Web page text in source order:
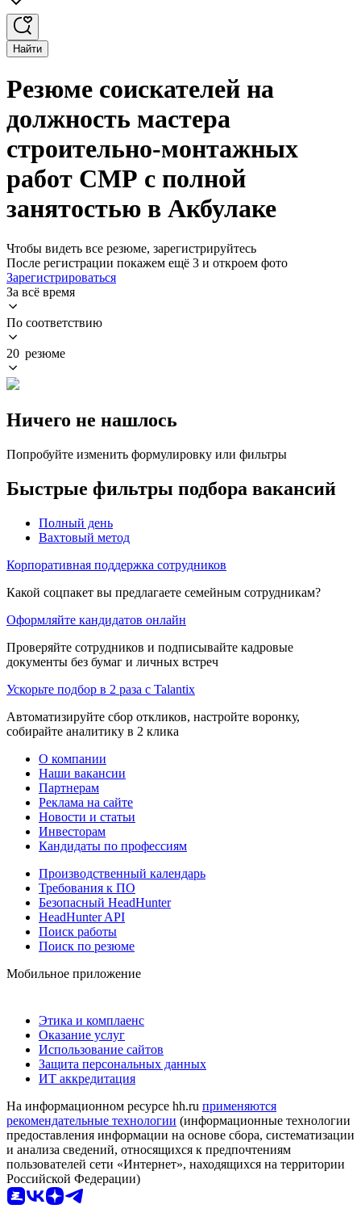
Найти
Резюме соискателей на
должность мастера
строительно-монтажных
работ СМР с полной
занятостью в Акбулаке
Чтобы видеть все резюме, зарегистрируйтесь
После регистрации покажем ещё 3 и откроем фото
Зарегистрироваться
За всё время
По соответствию
20 резюме
Ничего не нашлось
Попробуйте изменить формулировку или фильтры
Быстрые фильтры подбора вакансий
Полный день
Вахтовый метод
Корпоративная поддержка сотрудников
Какой соцпакет вы предлагаете семейным сотрудникам?
Оформляйте кандидатов онлайн
Проверяйте сотрудников и подписывайте кадровые
документы без бумаг и личных встреч
Ускорьте подбор в 2 раза с Talantix
Автоматизируйте сбор откликов, настройте воронку,
собирайте аналитику в 2 клика
О компании
Наши вакансии
Партнерам
Реклама на сайте
Новости и статьи
Инвесторам
Кандидаты по профессиям
Производственный календарь
Требования к ПО
Безопасный HeadHunter
HeadHunter API
Поиск работы
Поиск по резюме
Мобильное приложение
Этика и комплаенс
Оказание услуг
Использование сайтов
Защита персональных данных
ИТ аккредитация
На информационном ресурсе hh.ru применяются
рекомендательные технологии (информационные технологии
предоставления информации на основе сбора, систематизации
и анализа сведений, относящихся к предпочтениям
пользователей сети «Интернет», находящихся на территории
Российской Федерации)